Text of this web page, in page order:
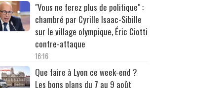
"Vous ne ferez plus de politique" :
chambré par Cyrille Isaac-Sibille
sur le village olympique, Éric Ciotti
contre-attaque
16:16
Que faire à Lyon ce week-end ?
Les bons plans du 7 au 9 août